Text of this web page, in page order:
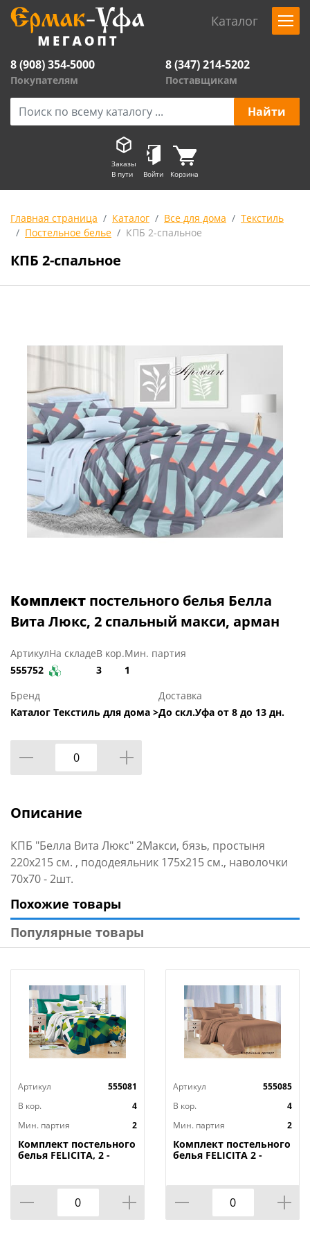
Каталог
8 (908) 354-5000
Покупателям
8 (347) 214-5202
Поставщикам
Заказы
В пути
Войти Корзина
Главная страница Каталог Все для дома
Текстиль
Постельное белье
КПБ 2-спальное
КПБ 2-спальное
Комплект постельного белья Белла
Вита Люкс, 2 спальный макси, арман
Артикул
555752
На складеВ кор.
3
Мин. партия
1
Бренд
Каталог Текстиль для дома >
Доставка
До скл.Уфа от 8 до 13 дн.
Описание
КПБ "Белла Вита Люкс" 2Макси, бязь, простыня
220х215 см. , пододеяльник 175х215 см., наволочки
70х70 - 2шт.
Похожие товары
Популярные товары
Артикул
555081
В кор.
4
Мин. партия
2
Комплект постельного
белья FELICITA, 2 -
Артикул
555085
В кор.
4
Мин. партия
2
Комплект постельного
белья FELICITA 2 -